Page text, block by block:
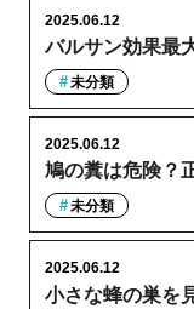
バルサン効果最
2025.06.12
未分類
鳩の糞は危険？
2025.06.12
未分類
小さな蜂の巣を
2025.06.12